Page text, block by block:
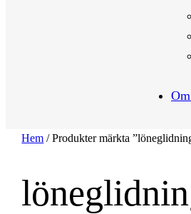
Hem / Produkter märkta